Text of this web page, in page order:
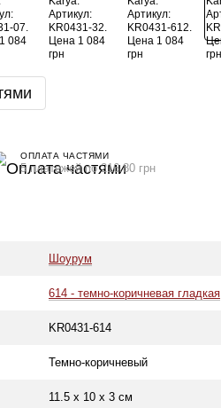
ОПЛАТА ЧАСТЯМИ
5 платежей по 216.80 грн
Шоурум
614 - темно-коричневая гладкая
KR0431-614
Темно-коричневый
11.5 х 10 х 3 см